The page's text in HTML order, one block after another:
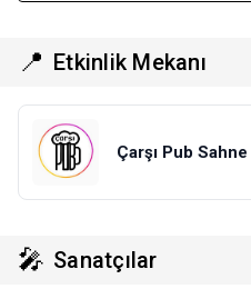
📍 Etkinlik Mekanı
Çarşı Pub Sahne
🎤 Sanatçılar